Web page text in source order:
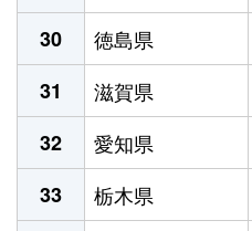
30
徳島県
31
滋賀県
32
愛知県
33
栃木県